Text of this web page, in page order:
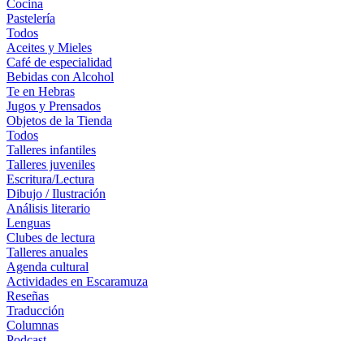
Cocina
Pastelería
Todos
Aceites y Mieles
Café de especialidad
Bebidas con Alcohol
Te en Hebras
Jugos y Prensados
Objetos de la Tienda
Todos
Talleres infantiles
Talleres juveniles
Escritura/Lectura
Dibujo / Ilustración
Análisis literario
Lenguas
Clubes de lectura
Talleres anuales
Agenda cultural
Actividades en Escaramuza
Reseñas
Traducción
Columnas